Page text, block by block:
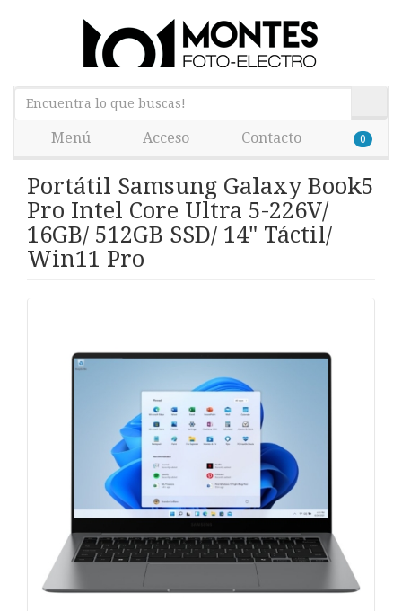
Menú Acceso Contacto 0
Portátil Samsung Galaxy Book5
Pro Intel Core Ultra 5-226V/
16GB/ 512GB SSD/ 14" Táctil/
Win11 Pro